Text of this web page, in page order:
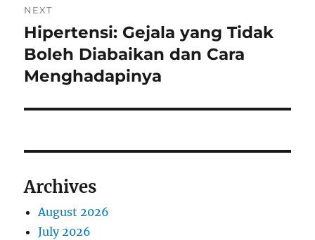
NEXT
Next
post:
Hipertensi: Gejala yang Tidak
Boleh Diabaikan dan Cara
Menghadapinya
Archives
August 2026
July 2026